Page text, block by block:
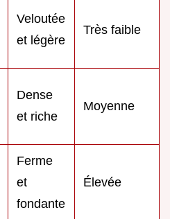
Veloutée
et légère
Très faible
Dense
et riche
Moyenne
Ferme
et
fondante
Élevée